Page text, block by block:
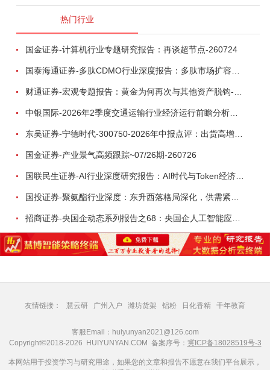
热门行业
国金证券-计算机行业专题研究报告：再谈超节点-260724
中银国际-2026年2季度交通运输行业经济运行前瞻分析：地缘冲突致航运和航空景气度分化，交通基础设施板块总体呈现稳健特征-260724
东吴证券-宁德时代-300750-2026年中报点评：出货高增业绩稳健，回购彰显龙头信心-260726
国金证券-产业景气高频跟踪~07/26期-260726
国联民生证券-AI行业深度研究报告：AI时代与Token经济，从技术符号到数字石油-260801
友情链接： 慧云研 广州入户 潍坊货架 铝粉 日化香精 千年教育
客服Email：huiyunyan2021@126.com
Copyright©2018-2026 HUIYUNYAN.COM 备案序号： 冀ICP备18028519号-3
本网站用于投资学习与研究用途，如果您的文章和报告不愿意在我们平台展示，